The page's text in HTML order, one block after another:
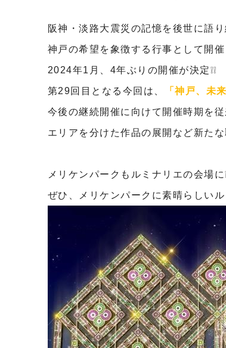
阪神・淡路大震災の記憶を後世に語り
神戸の希望を象徴する行事として
2024年1月、4年ぶりの開催が決定❕❕
第29回目となる今回は、 「神戸、未
今後の継続開催に向けて開催時期を
エリアを分けた作品の展開など新た
メリケンパークもルミナリエの会場に
ぜひ、メリケンパークに素晴らしい